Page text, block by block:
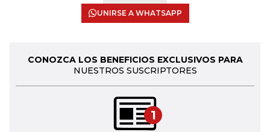
UNIRSE A WHATSAPP
CONOZCA LOS BENEFICIOS EXCLUSIVOS PARA
NUESTROS SUSCRIPTORES
1